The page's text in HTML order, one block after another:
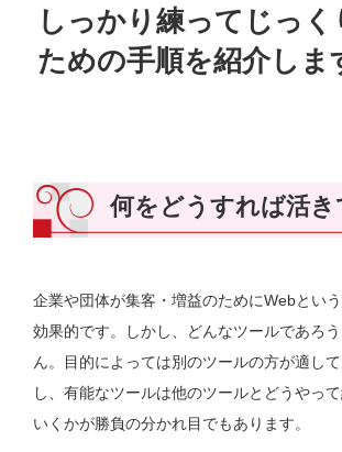
しっかり練ってじっく
ための手順を紹介しま
何をどうすれば活
企業や団体が集客・増益のためにWebとい
効果的です。しかし、どんなツールであろ
ん。目的によっては別のツールの方が適し
し、有能なツールは他のツールとどうやっ
いくかが勝負の分かれ目でもあります。